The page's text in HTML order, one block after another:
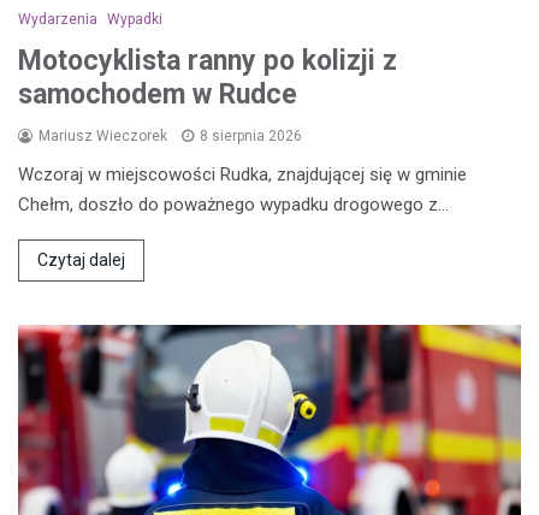
Wydarzenia Wypadki
Motocyklista ranny po kolizji z
samochodem w Rudce
Mariusz Wieczorek 8 sierpnia 2026
Wczoraj w miejscowości Rudka, znajdującej się w gminie
Chełm, doszło do poważnego wypadku drogowego z…
Czytaj dalej